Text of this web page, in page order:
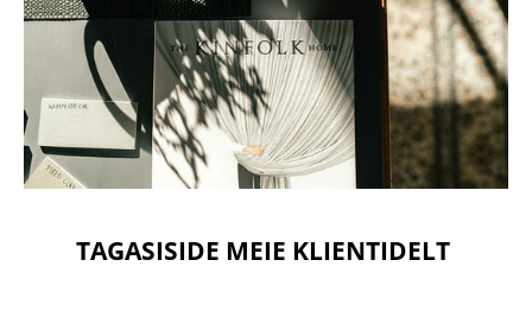
TAGASISIDE MEIE KLIENTIDELT